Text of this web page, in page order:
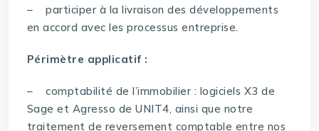
– participer à la livraison des développements
en accord avec les processus entreprise.
Périmètre applicatif :
– comptabilité de l’immobilier : logiciels X3 de
Sage et Agresso de UNIT4, ainsi que notre
traitement de reversement comptable entre nos